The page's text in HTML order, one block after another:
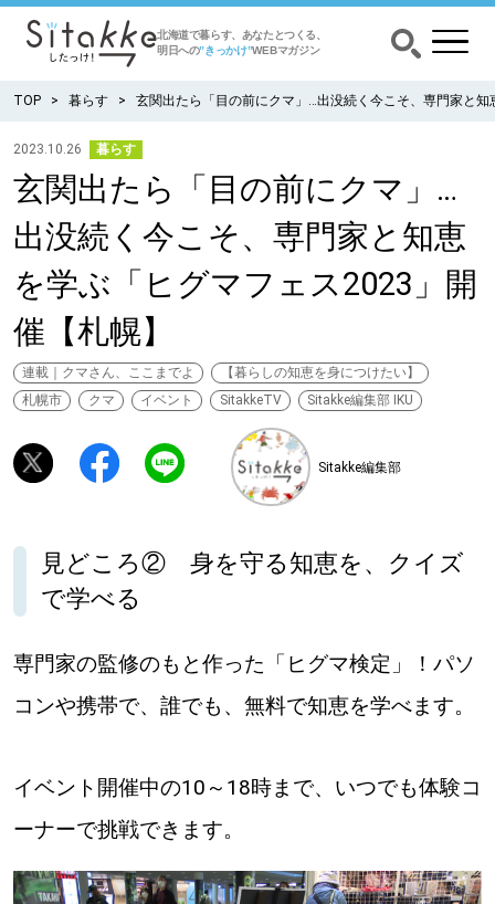
北海道で暮らす、あなたとつくる、
明日への”きっかけ”WEBマガジン
CATEGORY カテゴリー
食べる
出かける
暮らす
深める
ゆるむ
SitakkeTV
all
TOP 暮らす 玄関出たら「目の前にクマ」…出没続く今こそ、専門家と
2023.10.26 暮らす
玄関出たら「目の前にクマ」…
出没続く今こそ、専門家と知恵
を学ぶ「ヒグマフェス2023」開
催【札幌】
連載｜クマさん、ここまでよ
【暮らしの知恵を身につけたい】
札幌市
クマ イベント SitakkeTV Sitakke編集部 IKU
Sitakke編集部
見どころ② 身を守る知恵を、クイズ
で学べる
専門家の監修のもと作った「ヒグマ検定」！パソ
コンや携帯で、誰でも、無料で知恵を学べます。
イベント開催中の10～18時まで、いつでも体験コ
ーナーで挑戦できます。